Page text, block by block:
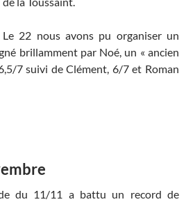
Le 22 nous avons pu organiser un
brillamment par Noé, un « ancien
7 suivi de Clément, 6/7 et Roman
du 11/11 a battu un record de